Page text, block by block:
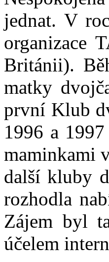
jednat. V
organizace
Británii).
matky
první Klub
1996 a
maminkami
další kluby
rozhodla
Zájem byl
účelem